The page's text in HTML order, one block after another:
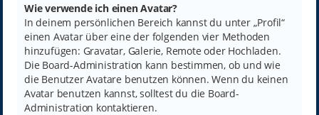
Wie verwende ich einen Avatar?
In deinem persönlichen Bereich kannst du unter „Profil“
einen Avatar über eine der folgenden vier Methoden
hinzufügen: Gravatar, Galerie, Remote oder Hochladen.
Die Board-Administration kann bestimmen, ob und wie
die Benutzer Avatare benutzen können. Wenn du keinen
Avatar benutzen kannst, solltest du die Board-
Administration kontaktieren.